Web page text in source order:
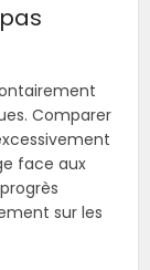
Comparer
face aux
sur les